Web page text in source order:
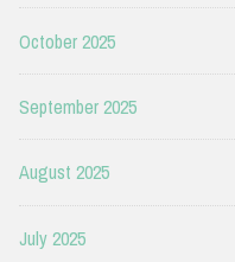
October 2025
September 2025
August 2025
July 2025